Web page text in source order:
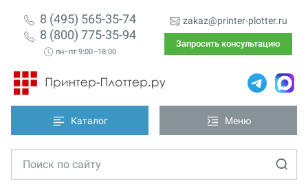
8 (495) 565-35-74
8 (800) 775-35-94
пн–пт 9:00–18:00
zakaz@printer-plotter.ru
Запросить консультацию
Каталог Меню